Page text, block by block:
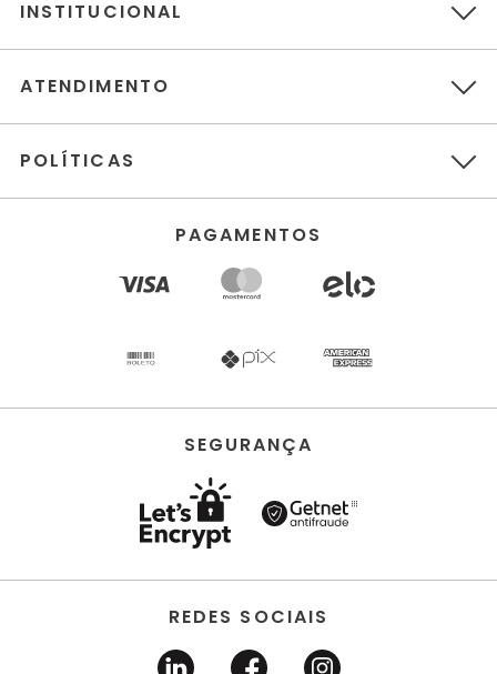
INSTITUCIONAL
ATENDIMENTO
POLÍTICAS
PAGAMENTOS
SEGURANÇA
REDES SOCIAIS